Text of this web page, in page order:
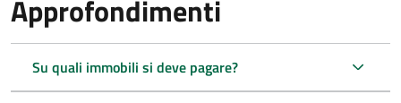
Approfondimenti
Su quali immobili si deve pagare?